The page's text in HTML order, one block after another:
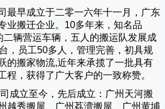
最早成立于二零一六年十一月，广东
业搬迁企业。10多年来，知名品
二辆营运车辆，五人的搬运队发展成
，员工50多人，管理完善，初具规
的搬家物流,近年来承揽了一批具有
程，获得了广大客户的一致称赞。
成立至今，先后成立：广州天河搬
越秀搬屋、广州荔湾搬屋、广州黄埔